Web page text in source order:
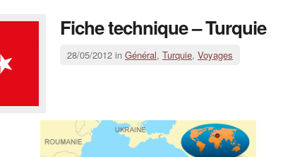
Fiche technique – Turquie
28/05/2012 in Général, Turquie, Voyages